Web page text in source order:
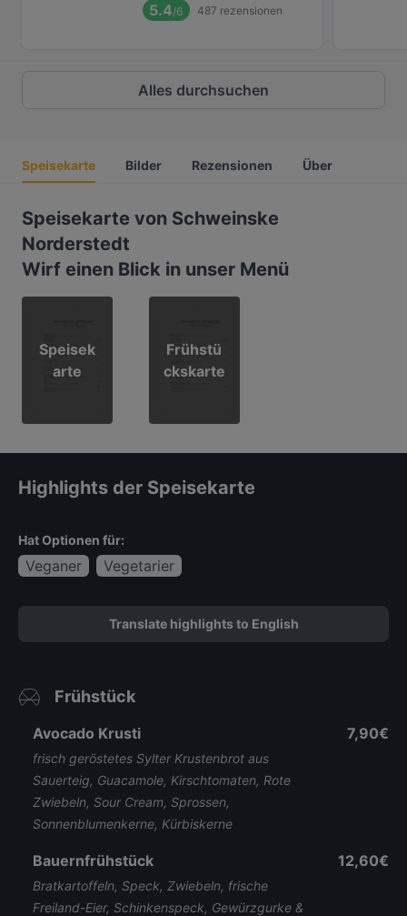
5.4/6 487 rezensionen
Alles durchsuchen
Speisekarte Bilder Rezensionen Über
Speisekarte von Schweinske
Norderstedt
Wirf einen Blick in unser Menü
Speisek
arte
Frühstü
ckskarte
Highlights der Speisekarte
Hat Optionen für:
Veganer Vegetarier
Translate highlights to English
Frühstück
Avocado Krusti
frisch geröstetes Sylter Krustenbrot aus
Sauerteig, Guacamole, Kirschtomaten, Rote
Zwiebeln, Sour Cream, Sprossen,
Sonnenblumenkerne, Kürbiskerne
7,90€
Bauernfrühstück
Bratkartoffeln, Speck, Zwiebeln, frische
Freiland-Eier, Schinkenspeck, Gewürzgurke &
12,60€